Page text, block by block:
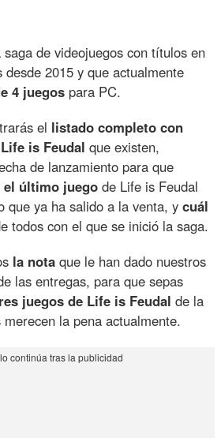
saga de videojuegos con títulos en
desde 2015 y que actualmente
4 juegos para PC.
el listado completo con
is Feudal que existen,
de lanzamiento para que
el último juego de Life is Feudal
que ya ha salido a la venta, ycuál
todos con el que se inició la saga.
la nota que le han dado nuestros
las entregas, para que sepas
juegos de Life is Feudal de la
la pena actualmente.